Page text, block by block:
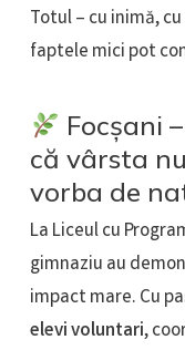
Totul – cu inimă,
faptele mici pot
Focșani
că vârsta
vorba de
La Liceul cu
gimnaziu au
impact mare. Cu
elevi voluntari,